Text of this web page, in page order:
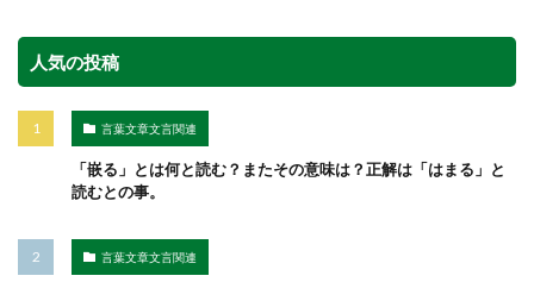
人気の投稿
言葉文章文言関連
「嵌る」とは何と読む？またその意味は？正解は「はまる」と
読むとの事。
言葉文章文言関連